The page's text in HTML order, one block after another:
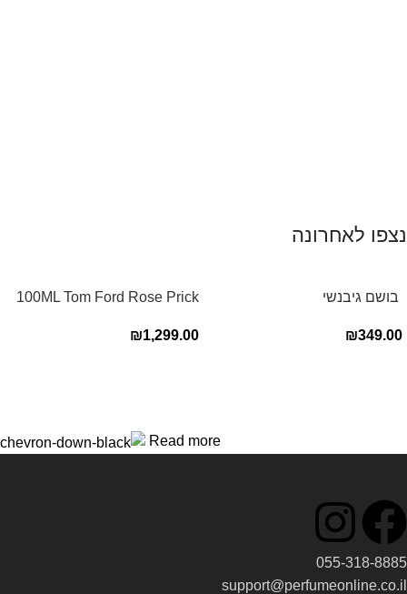
נצפו לאחרונה
‏ בושם גיבנשי
E.D.P 80ml ‏
₪349.00
100ML Tom Ford Rose Prick
₪1,299.00
Read more
055-318-8885
support@perfumeonline.co.il